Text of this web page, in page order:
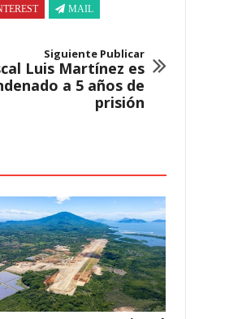
MAIL
Siguiente Publicar
Luis Martínez es
a 5 años de
prisión